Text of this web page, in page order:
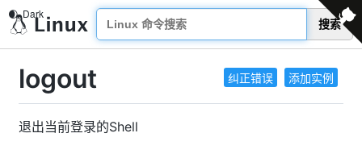
搜索
纠正错误 添加实例
logout
退出当前登录的Shell